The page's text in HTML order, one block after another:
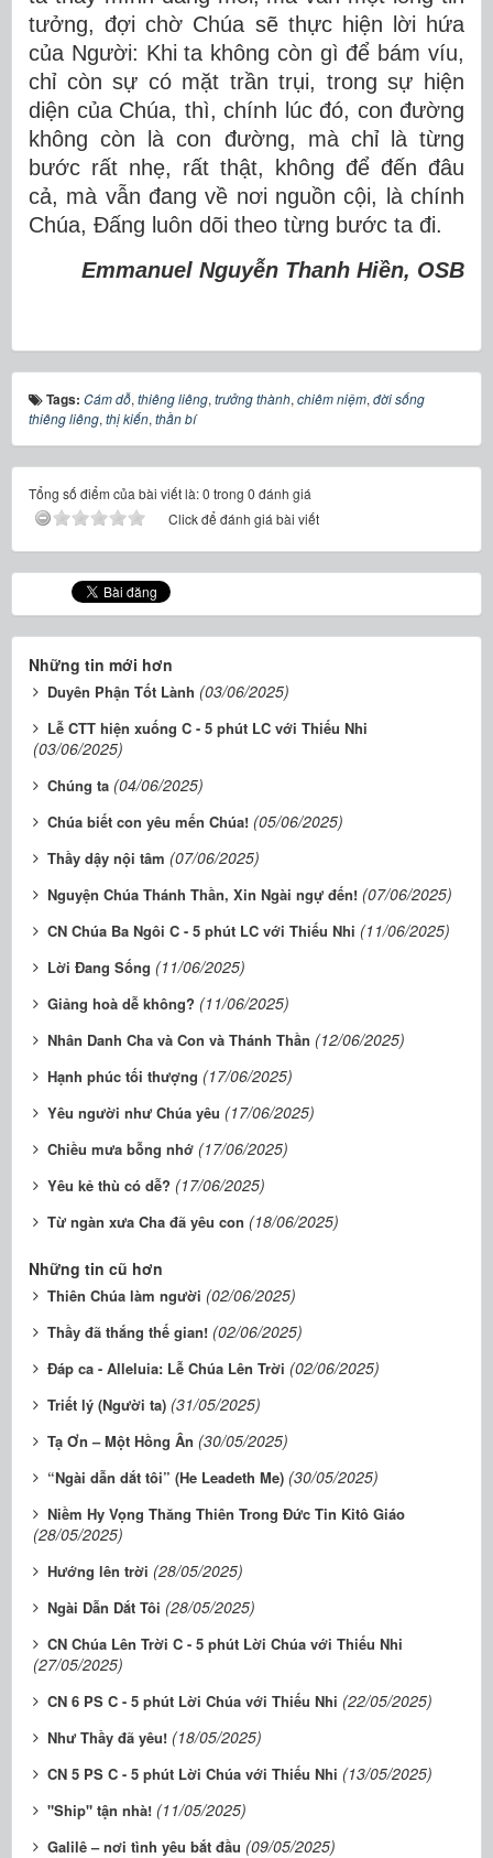
tưởng, đợi chờ Chúa sẽ thực hiện lời hứa
của Người: Khi ta không còn gì để bám víu,
chỉ còn sự có mặt trần trụi, trong sự hiện
diện của Chúa, thì, chính lúc đó, con đường
không còn là con đường, mà chỉ là từng
bước rất nhẹ, rất thật, không để đến đâu
cả, mà vẫn đang về nơi nguồn cội, là chính
Chúa, Đấng luôn dõi theo từng bước ta đi.
Emmanuel Nguyễn Thanh Hiền, OSB
Tags: Cám dỗ, thiêng liêng, trưởng thành, chiêm niệm, đời sống
thiêng liêng, thị kiến, thần bí
Tổng số điểm của bài viết là: 0 trong 0 đánh giá
Click để đánh giá bài viết
Những tin mới hơn
Duyên Phận Tốt Lành (03/06/2025)
Lễ CTT hiện xuống C - 5 phút LC với Thiếu Nhi
(03/06/2025)
Chúng ta (04/06/2025)
Chúa biết con yêu mến Chúa! (05/06/2025)
Thầy dậy nội tâm (07/06/2025)
Nguyện Chúa Thánh Thần, Xin Ngài ngự đến! (07/06/2025)
CN Chúa Ba Ngôi C - 5 phút LC với Thiếu Nhi (11/06/2025)
Lời Đang Sống (11/06/2025)
Giảng hoà dễ không? (11/06/2025)
Nhân Danh Cha và Con và Thánh Thần (12/06/2025)
Hạnh phúc tối thượng (17/06/2025)
Yêu người như Chúa yêu (17/06/2025)
Chiều mưa bỗng nhớ (17/06/2025)
Yêu kẻ thù có dễ? (17/06/2025)
Từ ngàn xưa Cha đã yêu con (18/06/2025)
Những tin cũ hơn
Thiên Chúa làm người (02/06/2025)
Thầy đã thắng thế gian! (02/06/2025)
Đáp ca - Alleluia: Lễ Chúa Lên Trời (02/06/2025)
Triết lý (Người ta) (31/05/2025)
Tạ Ơn – Một Hồng Ân (30/05/2025)
“Ngài dẫn dắt tôi” (He Leadeth Me) (30/05/2025)
Niềm Hy Vọng Thăng Thiên Trong Đức Tin Kitô Giáo
(28/05/2025)
Hướng lên trời (28/05/2025)
Ngài Dẫn Dắt Tôi (28/05/2025)
CN Chúa Lên Trời C - 5 phút Lời Chúa với Thiếu Nhi
(27/05/2025)
CN 6 PS C - 5 phút Lời Chúa với Thiếu Nhi (22/05/2025)
Như Thầy đã yêu! (18/05/2025)
CN 5 PS C - 5 phút Lời Chúa với Thiếu Nhi (13/05/2025)
"Ship" tận nhà! (11/05/2025)
Galilê – nơi tình yêu bắt đầu (09/05/2025)